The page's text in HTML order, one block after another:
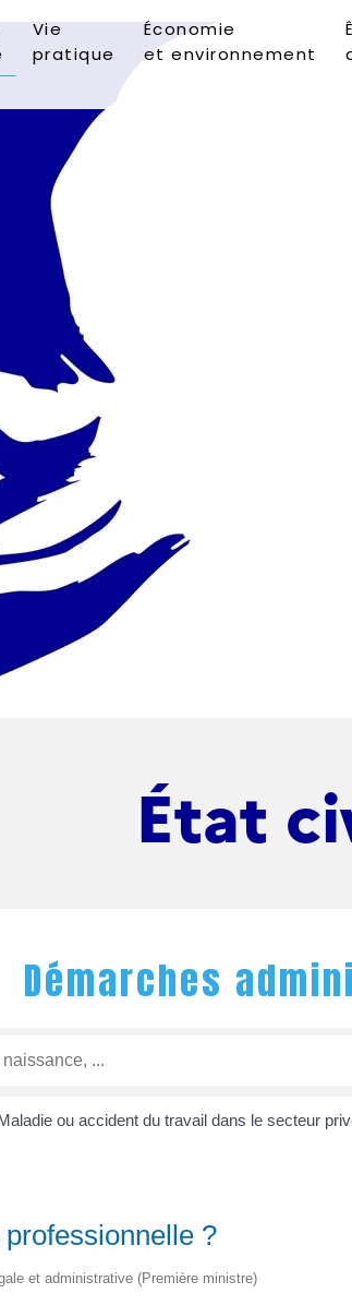
Vie
pratique
Économie
et environnement
État
Démarches
ou accident du travail dans le secteur
?
et administrative (Première ministre)